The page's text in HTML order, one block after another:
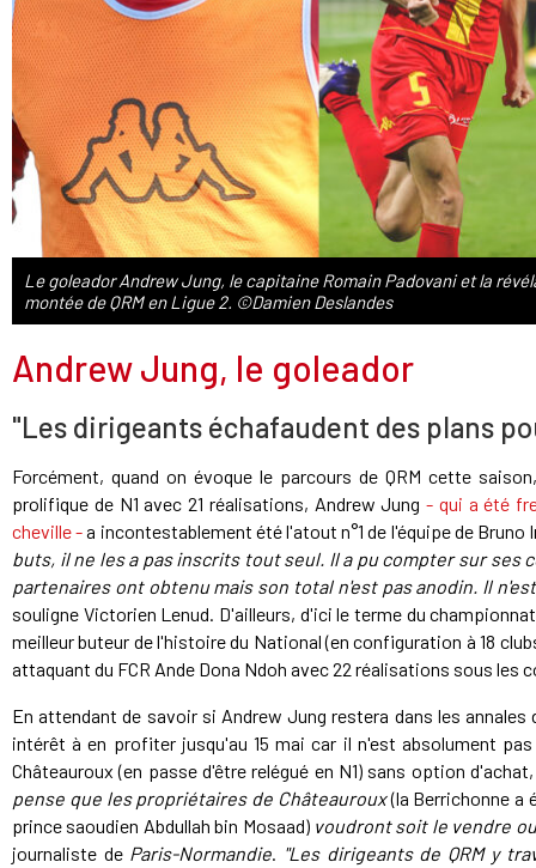
Le goleador Andrew Jung, le capitaine Romain Padovani et la
montée de QRM en Ligue 2. ©Damien Deslandes
Andrew Jung, le goleador
"Les dirigeants échafaudent des plans
Forcément, quand on évoque le parcours de QRM cette
prolifique de N1 avec 21 réalisations, Andrew Jung- qui a été
cheville -a incontestablement été l'atout n°1 de l'équipe de
buts, il ne les a pas inscrits tout seul. Il a pu compter sur ses
partenaires ont obtenu mais son total n'est pas anodin. Il
souligne Victorien Lenud. D'ailleurs, d'ici le terme du
meilleur buteur de l'histoire du National (en configuration à 18
attaquant du FCR Ande Dona Ndoh avec 22 réalisations sous les
En attendant de savoir si Andrew Jung restera dans les
intérêt à en profiter jusqu'au 15 mai car il n'est absolument
Châteauroux (en passe d'être relégué en N1) sans option
pense que les propriétaires de Châteauroux(la Berrichonne a
prince saoudien Abdullah bin Mosaad)voudront soit le vendre
journaliste de Paris-Normandie. "Les dirigeants de QRM y